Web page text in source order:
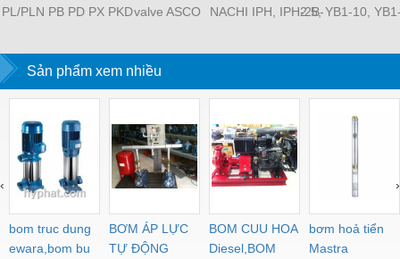
PL/PLN PB PD PX PKD
PLF PMF PTL SL SS
SCA SAFS SASF HVFS
HVSF PU PV PE PY
HVFF PLJ PYJ PP PG
PEG PW PGJ PPGJ
PYJW SL-C PC-C
POC-C PL-C
valve ASCO
SCG353A044 ASCO
SCG353A047 ASCO
SCG353A050 ASCO
SXE353.060
NACHI IPH, IPH-2B-
IPH-2A-5-11, IPH-5A-
IPH-5B-50-LT-11, IPH-
100-L-11, IPH-5A-40-
11
2.5, YB1-10,
100/16 YB1-
YB1-40/12 YB1-
Sản phẩm xem nhiều
bom truc dung
ewara,bom bu
BƠM ÁP LỰC
TỰ ĐỘNG
BOM CUU HOA
Diesel,BOM
bơm hoả tiển
Mastra
‹ ›